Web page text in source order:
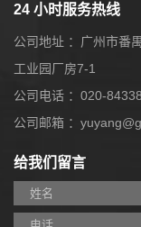
24 小时服务热线
公司地址 ：广州市番
工业园厂房7-1
公司电话 ：020-
公司邮箱 ：
给我们留言